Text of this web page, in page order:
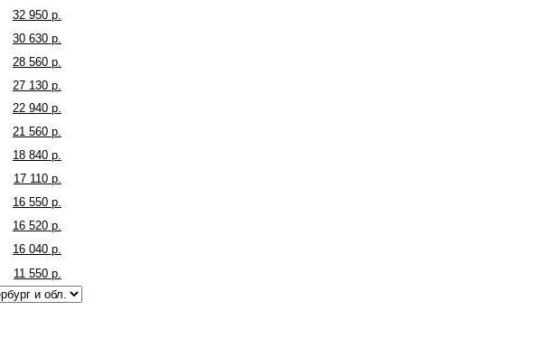
32 950 р.
30 630 р.
28 560 р.
27 130 р.
22 940 р.
21 560 р.
18 840 р.
17 110 р.
16 550 р.
16 520 р.
16 040 р.
11 550 р.